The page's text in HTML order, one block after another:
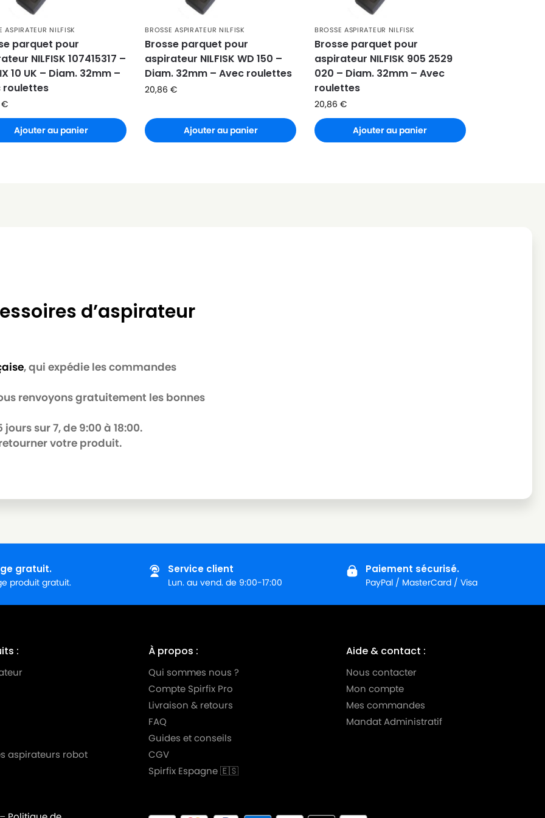
EU
ASPIRATEUR NILFISK
parquet pour
NILFISK 107415317 –
10 UK – Diam. 32mm –
roulettes
€
Ajouter au panier
BROSSE ASPIRATEUR NILFISK
Brosse parquet pour
aspirateur NILFISK WD 150 –
Diam. 32mm – Avec roulettes
20,86€
Ajouter au panier
BROSSE ASPIRATEUR NILFISK
Brosse parquet pour
aspirateur NILFISK 905 2529
020 – Diam. 32mm – Avec
roulettes
20,86€
Ajouter au panier
d’aspirateur
, qui expédie les commandes
renvoyons gratuitement les bonnes
sur 7, de 9:00 à 18:00.
votre produit.
gratuit.
produit gratuit.
Service client
Lun. au vend. de 9:00-17:00
Paiement sécurisé.
PayPal / MasterCard / Visa
:
aspirateurs robot
À propos :
Qui sommes nous ?
Compte Spirfix Pro
Livraison & retours
FAQ
Guides et conseils
CGV
Spirfix Espagne 🇪🇸
Aide & contact :
Nous contacter
Mon compte
Mes commandes
Mandat Administratif